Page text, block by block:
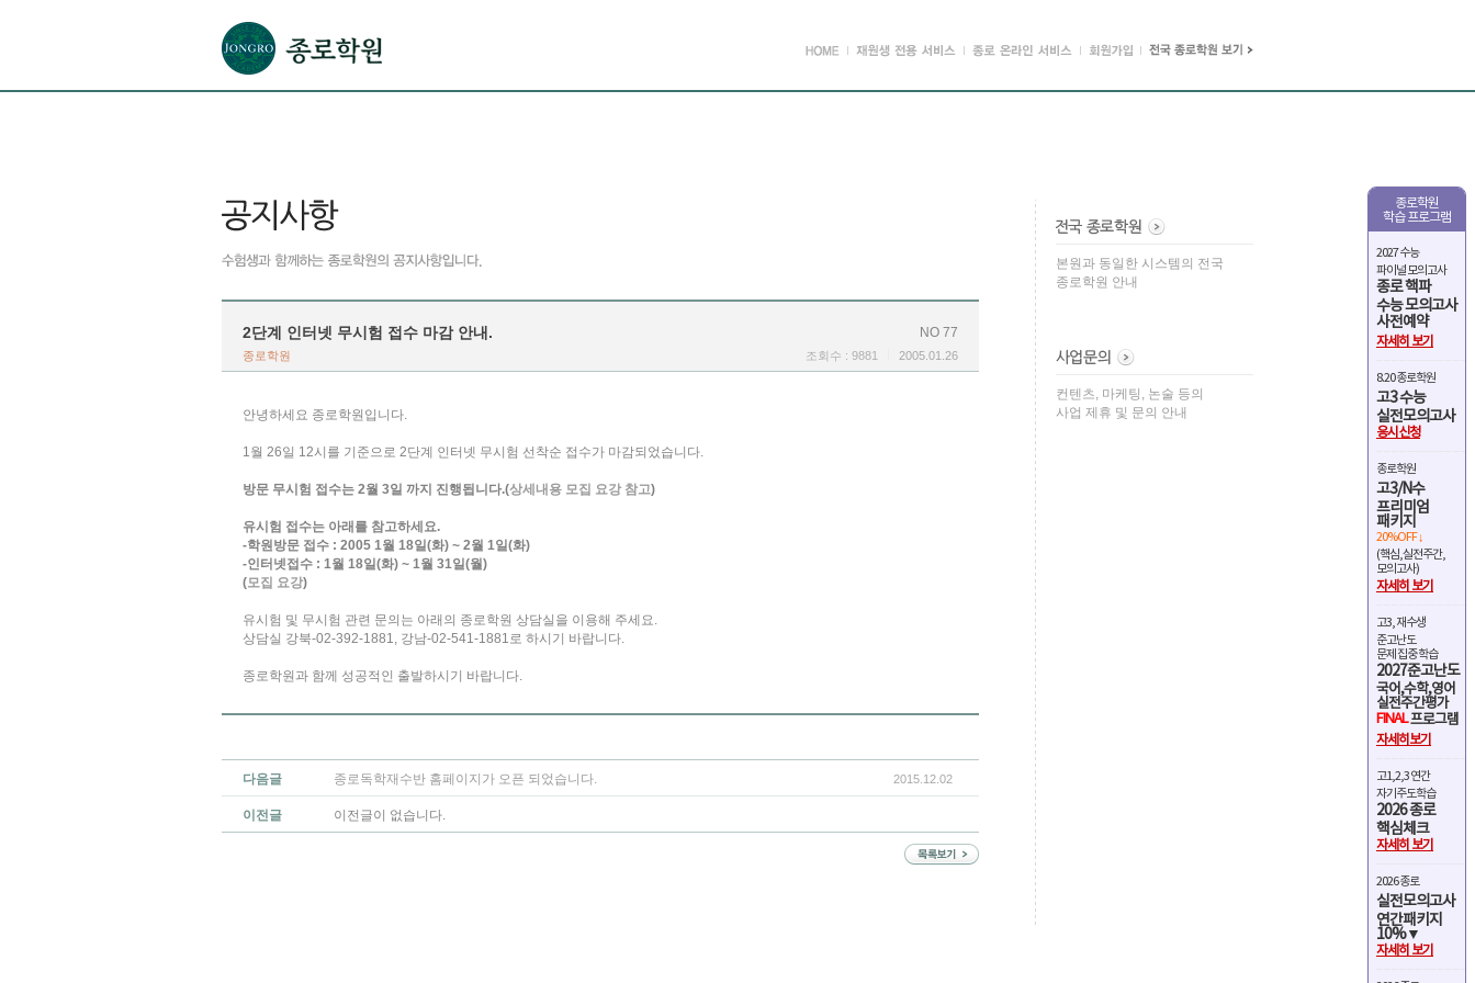
종로학원
학습 프로그램
2027 수능
파이널 모의고사
종로 핵파
수능 모의고사
사전예약
자세히 보기
8.20 종로학원
고3 수능
실전모의고사
응시신청
종로학원
고3/N수
프리미엄
패키지
20%OFF ↓
(핵심,실전주간,
모의고사)
자세히 보기
고3, 재수생
준고난도
문제 집중 학습
2027준고난도
국어,수학,영어
실전주간평가
FINAL프로그램
자세히보기
고1,2,3 연간
자기주도학습
2026 종로
핵심체크
자세히 보기
2026 종로
실전모의고사
연간패키지
10%▼
자세히 보기
NO 77
2단계 인터넷 무시험 접수 마감 안내.
종로학원 2005.01.26
조회수 : 9881
안녕하세요 종로학원입니다.
1월 26일 12시를 기준으로 2단계 인터넷 무시험 선착순 접수가 마감되었습니다.
방문 무시험 접수는 2월 3일 까지 진행됩니다.(상세내용 모집 요강 참고)
유시험 접수는 아래를 참고하세요.
-학원방문 접수 : 2005 1월 18일(화) ~ 2월 1일(화)
-인터넷접수 : 1월 18일(화) ~ 1월 31일(월)
(모집 요강)
유시험 및 무시험 관련 문의는 아래의 종로학원 상담실을 이용해 주세요.
상담실 강북-02-392-1881, 강남-02-541-1881로 하시기 바랍니다.
종로학원과 함께 성공적인 출발하시기 바랍니다.
다음글 종로독학재수반 홈페이지가 오픈 되었습니다. 2015.12.02
이전글 이전글이 없습니다.
본원과 동일한 시스템의 전국
종로학원 안내
컨텐츠, 마케팅, 논술 등의
사업 제휴 및 문의 안내